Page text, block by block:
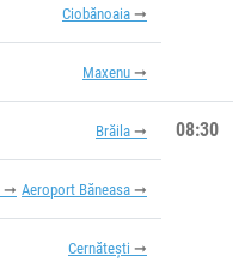
Ciobănoaia
Maxenu
Brăila 08:30
Aeroport Băneasa
Cernătești